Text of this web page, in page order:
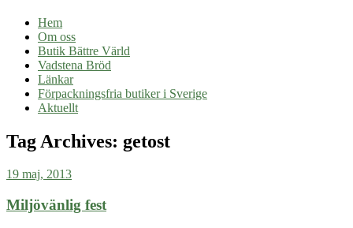
Hem
Om oss
Butik Bättre Värld
Vadstena Bröd
Länkar
Förpackningsfria butiker i Sverige
Aktuellt
Tag Archives: getost
19 maj, 2013
Miljövänlig fest